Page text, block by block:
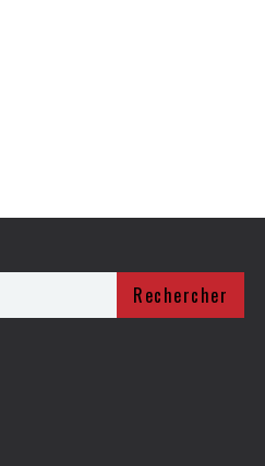
Rechercher